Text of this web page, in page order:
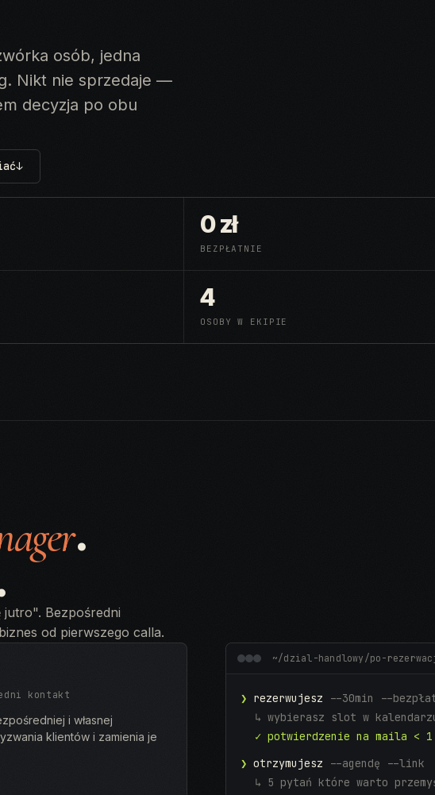
osób, jedna
Nikt nie sprzedaje —
decyzja po obu
↓
0 zł
BEZPŁATNIE
4
OSOBY W EKIPIE
.
jutro". Bezpośredni
od pierwszego calla.
kontakt
i własnej
klientów i zamienia je
~/dzial-handlowy/po-
❯ rezerwujesz
--30min --
↳ wybierasz slot w
✓ potwierdzenie na maila < 1
❯ otrzymujesz
--agendę --link
↳ 5 pytań które warto